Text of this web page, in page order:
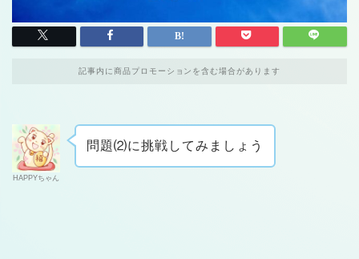
記事内に商品プロモーションを含む場合があります
HAPPYちゃん
問題⑵に挑戦してみましょう